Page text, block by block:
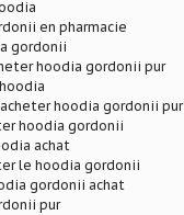
en pharmacie
gordonii
hoodia gordonii pur
hoodia gordonii pur
hoodia gordonii
achat
le hoodia gordonii
gordonii achat
pur